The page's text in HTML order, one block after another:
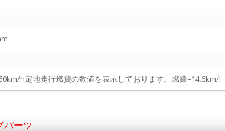
h定地走行燃費の数値を表示しております。燃費=14.6km/l
パーツ